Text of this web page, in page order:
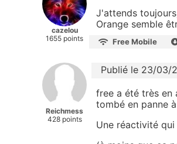
cazelou
1655 points
J'attends
Orange semble
Free Mobile
Reichmess
428 points
Publié le 23/03/
free a été très en
tombé en panne
Une réactivité qui